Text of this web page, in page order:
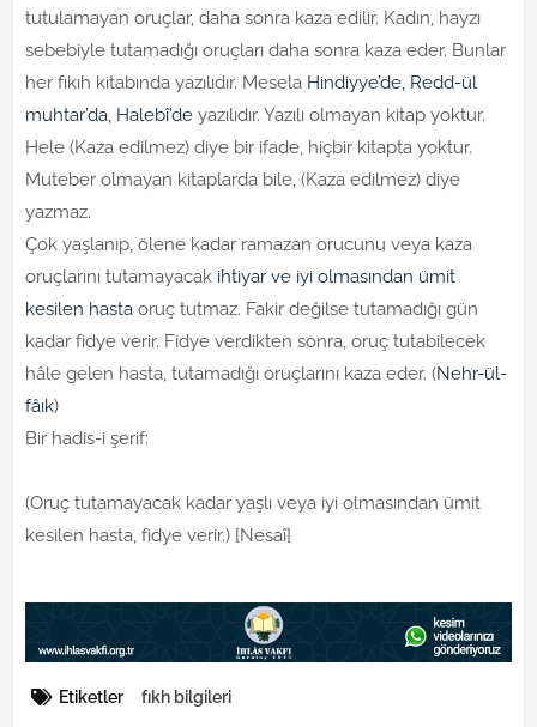
tutulamayan oruçlar, daha sonra kaza edilir. Kadın, hayzı
sebebiyle tutamadığı oruçları daha sonra kaza eder. Bunlar
her fıkıh kitabında yazılıdır. Mesela Hindiyye’de, Redd-ül
muhtar’da, Halebî’de yazılıdır. Yazılı olmayan kitap yoktur.
Hele (Kaza edilmez) diye bir ifade, hiçbir kitapta yoktur.
Muteber olmayan kitaplarda bile, (Kaza edilmez) diye
yazmaz.
Çok yaşlanıp, ölene kadar ramazan orucunu veya kaza
oruçlarını tutamayacak ihtiyar ve iyi olmasından ümit
kesilen hasta oruç tutmaz. Fakir değilse tutamadığı gün
kadar fidye verir. Fidye verdikten sonra, oruç tutabilecek
hâle gelen hasta, tutamadığı oruçlarını kaza eder. (Nehr-ül-
fâık)
Bir hadis-i şerif:
(Oruç tutamayacak kadar yaşlı veya iyi olmasından ümit
kesilen hasta, fidye verir.) [Nesaî]
Etiketler fıkh bilgileri